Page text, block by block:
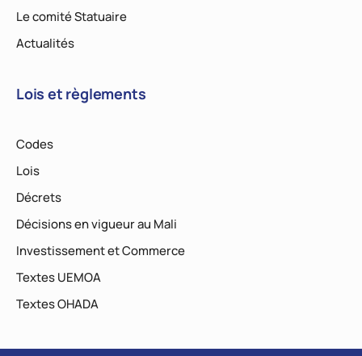
Le comité Statuaire
Actualités
Lois et règlements
Codes
Lois
Décrets
Décisions en vigueur au Mali
Investissement et Commerce
Textes UEMOA
Textes OHADA